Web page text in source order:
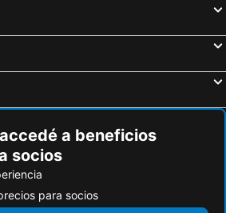
a beneficios
socios
para socios